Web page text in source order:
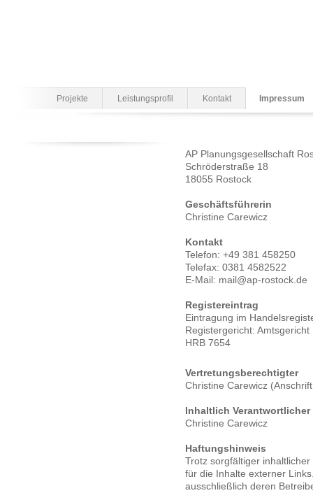
Projekte Leistungsprofil Kontakt Impressum
AP Planungsgesellschaft
Schröderstraße 18
18055 Rostock
Geschäftsführerin
Christine Carewicz
Kontakt
Telefon: +49 381 458250
Telefax: 0381 4582522
E-Mail: mail@ap-rostock.de
Registereintrag
Eintragung im
Registergericht: Amtsgericht
HRB 7654
Vertretungsberechtigter
Christine Carewicz
Inhaltlich Verantwortlicher
Christine Carewicz
Haftungshinweis
Trotz sorgfältiger
für die Inhalte externer
ausschließlich deren